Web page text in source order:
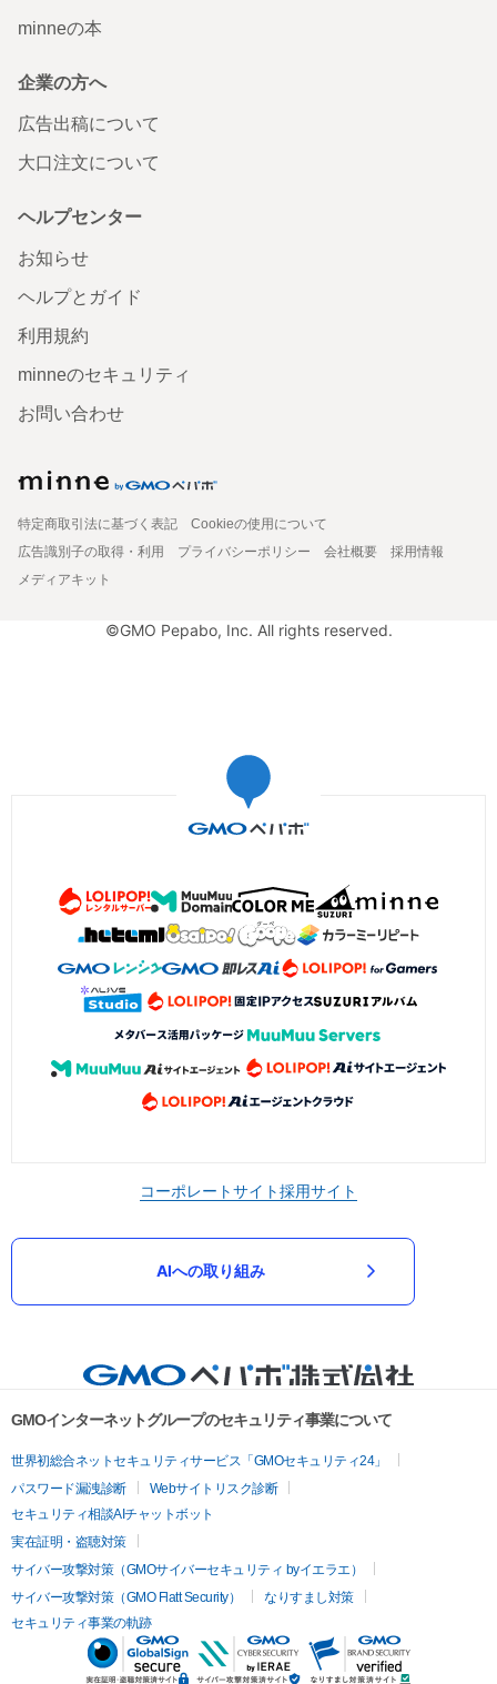
minneの本
企業の方へ
広告出稿について
大口注文について
ヘルプセンター
お知らせ
ヘルプとガイド
利用規約
minneのセキュリティ
お問い合わせ
特定商取引法に基づく表記
Cookieの使用について
広告識別子の取得・利用
プライバシーポリシー 会社概要
採用情報
メディアキット
©GMO Pepabo, Inc. All rights reserved.
コーポレートサイト採用サイト
AIへの取り組み
GMOインターネットグループのセキュリティ事業について
世界初総合ネットセキュリティサービス「GMOセキュリティ24」
パスワード漏洩診断
Webサイトリスク診断
セキュリティ相談AIチャットボット
実在証明・盗聴対策
サイバー攻撃対策（GMOサイバーセキュリティ byイエラエ）
サイバー攻撃対策（GMO Flatt Security）
なりすまし対策
セキュリティ事業の軌跡